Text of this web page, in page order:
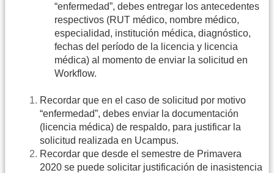
“enfermedad”, debes entregar los antecedentes
respectivos (RUT médico, nombre médico,
especialidad, institución médica, diagnóstico,
fechas del período de la licencia y licencia
médica) al momento de enviar la solicitud en
Workflow.
Recordar que en el caso de solicitud por motivo
“enfermedad”, debes enviar la documentación
(licencia médica) de respaldo, para justificar la
solicitud realizada en Ucampus.
Recordar que desde el semestre de Primavera
2020 se puede solicitar justificación de inasistencia